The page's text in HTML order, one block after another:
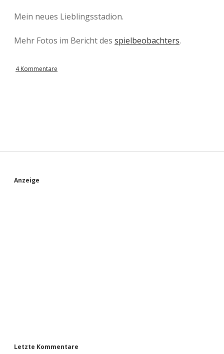
Mein neues Lieblingsstadion.
Mehr Fotos im Bericht des spielbeobachters.
4 Kommentare
S
Anzeige
Letzte Kommentare